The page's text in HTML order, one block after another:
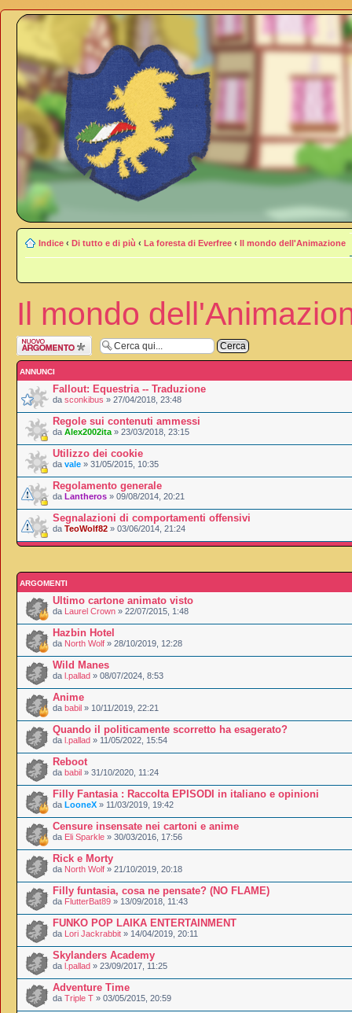
Indice ‹ Di tutto e di più ‹ La foresta di Everfree ‹ Il mondo dell'Animazione
Il mondo
Scrivi un nuovo
argomento
ANNUNCI
Fallout: Equestria -- Traduzione
da sconkibus » 27/04/2018, 23:48
Regole sui contenuti ammessi
da Alex2002ita » 23/03/2018, 23:15
Utilizzo dei cookie
da vale » 31/05/2015, 10:35
Regolamento generale
da Lantheros » 09/08/2014, 20:21
Segnalazioni di comportamenti offensivi
da TeoWolf82 » 03/06/2014, 21:24
ARGOMENTI
Ultimo cartone animato visto
da Laurel Crown » 22/07/2015, 1:48
Hazbin Hotel
da North Wolf » 28/10/2019, 12:28
Wild Manes
da l.pallad » 08/07/2024, 8:53
Anime
da babil » 10/11/2019, 22:21
Quando il politicamente scorretto ha esagerato?
da l.pallad » 11/05/2022, 15:54
Reboot
da babil » 31/10/2020, 11:24
Filly Fantasia : Raccolta EPISODI in italiano e opinioni
da LooneX » 11/03/2019, 19:42
Censure insensate nei cartoni e anime
da Eli Sparkle » 30/03/2016, 17:56
Rick e Morty
da North Wolf » 21/10/2019, 20:18
Filly funtasia, cosa ne pensate? (NO FLAME)
da FlutterBat89 » 13/09/2018, 11:43
FUNKO POP LAIKA ENTERTAINMENT
da Lori Jackrabbit » 14/04/2019, 20:11
Skylanders Academy
da l.pallad » 23/09/2017, 11:25
Adventure Time
da Triple T » 03/05/2015, 20:59